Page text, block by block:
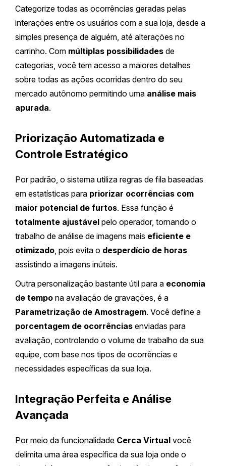
Categorize todas as ocorrências geradas pelas
interações entre os usuários com a sua loja, desde a
simples presença de alguém, até alterações no
carrinho. Com múltiplas possibilidades de
categorias, você tem acesso a maiores detalhes
sobre todas as ações ocorridas dentro do seu
mercado autônomo permitindo uma análise mais
apurada.
Priorização Automatizada e
Controle Estratégico
Por padrão, o sistema utiliza regras de fila baseadas
em estatísticas para priorizar ocorrências com
maior potencial de furtos. Essa função é
totalmente ajustável pelo operador, tornando o
trabalho de análise de imagens mais eficiente e
otimizado, pois evita o desperdício de horas
assistindo a imagens inúteis.
Outra personalização bastante útil para a economia
de tempo na avaliação de gravações, é a
Parametrização de Amostragem. Você define a
porcentagem de ocorrências enviadas para
avaliação, controlando o volume de trabalho da sua
equipe, com base nos tipos de ocorrências e
necessidades específicas da sua loja.
Integração Perfeita e Análise
Avançada
Por meio da funcionalidade Cerca Virtual você
delimita uma área específica da sua loja onde o